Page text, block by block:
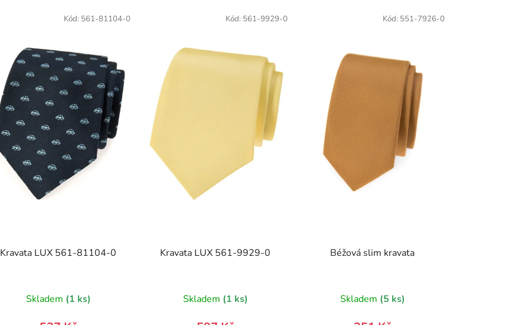
Kravata LUX 561-81104-0
Skladem (1 ks)
Kód: 561-81104-0
Kravata LUX 561-9929-0
Skladem (1 ks)
Kód: 561-9929-0
Béžová slim kravata
Skladem (5 ks)
Kód: 551-7926-0